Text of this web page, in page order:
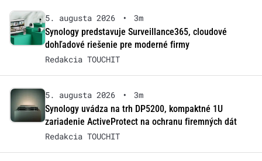
5. augusta 2026 •
3m
Synology predstavuje Surveillance365, cloudové
dohľadové riešenie pre moderné firmy
Redakcia TOUCHIT
5. augusta 2026 •
3m
Synology uvádza na trh DP5200, kompaktné 1U
zariadenie ActiveProtect na ochranu firemných dát
Redakcia TOUCHIT